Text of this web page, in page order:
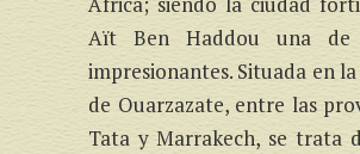
Aït Ben Haddou una de
impresionantes. Situada en
de Ouarzazate, entre las
Tata y Marrakech, se trata